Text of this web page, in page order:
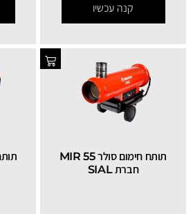
קנה עכשיו
תותח חימום סולר MIR 55
חברת SIAL